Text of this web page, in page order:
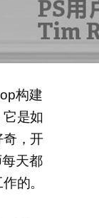
构建
是如
，开
天都
的。